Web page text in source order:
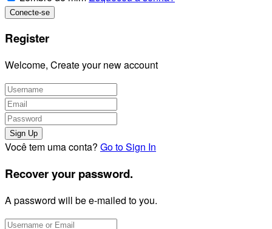
Register
Welcome, Create your new account
Você tem uma conta? Go to Sign In
Recover your password.
A password will be e-mailed to you.